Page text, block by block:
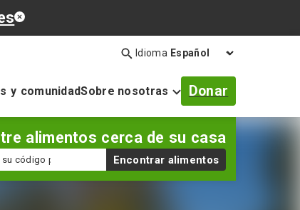
y comunidadSobre nosotras Donar
barra
Búsqueda
Idioma
alimentos cerca de su casa
Encontrar alimentos